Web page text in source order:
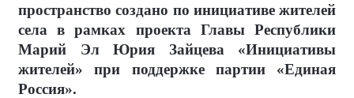
пространство создано по инициативе жителей
села в рамках проекта Главы Республики
Марий Эл Юрия Зайцева «Инициативы
жителей» при поддержке партии «Единая
Россия».